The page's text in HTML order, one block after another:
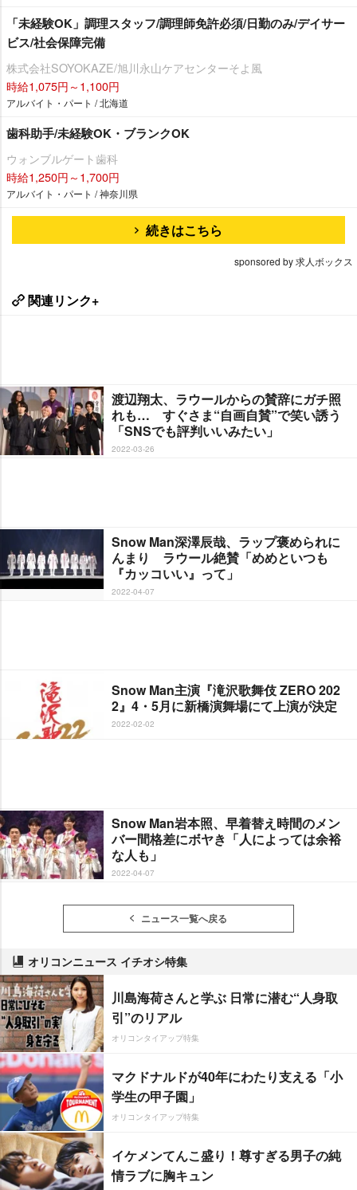
「未経験OK」調理スタッフ/調理師免許必須/日勤のみ/デイサー
ビス/社会保障完備
株式会社SOYOKAZE/旭川永山ケアセンターそよ風
時給1,075円～1,100円
アルバイト・パート / 北海道
歯科助手/未経験OK・ブランクOK
ウォンブルゲート歯科
時給1,250円～1,700円
アルバイト・パート / 神奈川県
続きはこちら
sponsored by 求人ボックス
関連リンク+
渡辺翔太、ラウールからの賛辞にガチ照
れも… すぐさま“自画自賛”で笑い誘う
「SNSでも評判いいみたい」
2022-03-26
Snow Man深澤辰哉、ラップ褒められに
んまり ラウール絶賛「めめといつも
『カッコいい』って」
2022-04-07
Snow Man主演『滝沢歌舞伎 ZERO 202
2』4・5月に新橋演舞場にて上演が決定
2022-02-02
Snow Man岩本照、早着替え時間のメン
バー間格差にボヤき「人によっては余裕
な人も」
2022-04-07
ニュース一覧へ戻る
オリコンニュース イチオシ特集
川島海荷さんと学ぶ 日常に潜む“人身取
引”のリアル
オリコンタイアップ特集
マクドナルドが40年にわたり支える「小
学生の甲子園」
オリコンタイアップ特集
イケメンてんこ盛り！尊すぎる男子の純
情ラブに胸キュン